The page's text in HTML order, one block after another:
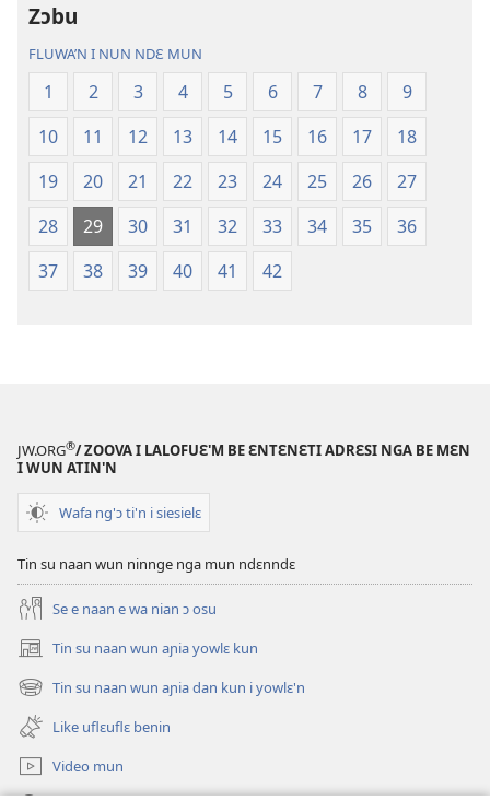
Ɲanmiɛn
Ndɛ’n
—
Mɛn
Uflɛ
Biblu’n
Zɔbu
FLUWA’N I NUN NDƐ MUN
1 2 3 4 5 6 7 8
9
10
11 12 13 14 15 16 17
18
19
20 21 22 23 24 25 26
27
28
29 30 31 32 33 34 35
36
37
38 39 40 41 42
JW.ORG®/ ZOOVA I LALOFUƐ'M BE ƐNTƐNƐTI ADRƐSI NGA BE MƐN
I WUN ATIN'N
Wafa ng'ɔ ti'n i siesielɛ
Tin su naan wun ninnge nga mun ndɛnndɛ
Se e naan e wa nian ɔ osu
Tin su naan wun aɲia yowlɛ kun
(opens
new
window)
Tin su naan wun aɲia dan kun i yowlɛ'n
(opens
new
window)
Like uflɛuflɛ benin
Video mun